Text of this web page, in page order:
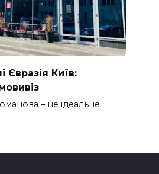
Євразія Київ:
– це ідеальне